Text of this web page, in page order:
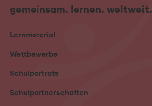
gemeinsam. lernen. weltweit.
Lernmaterial
Wettbewerbe
Schulporträts
Schulpartnerschaften